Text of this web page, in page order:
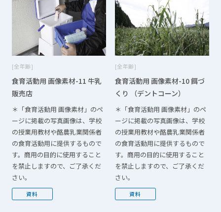
全年齢
食育活動用 画像素材-11 牛乳
販売店
＊「食育活動用 画像素材」のペ
ージに掲載の写真画像は、学校
の授業用教材や酪農乳業関係者
の食育活動用に提供するもので
す。商用の目的に使用すること
を禁止しますので、ご了承くだ
さい。
資料
全年齢
食育活動用 画像素材-10 餌づ
くり （デントコーン）
＊「食育活動用 画像素材」のペ
ージに掲載の写真画像は、学校
の授業用教材や酪農乳業関係者
の食育活動用に提供するもので
す。商用の目的に使用すること
を禁止しますので、ご了承くだ
さい。
資料